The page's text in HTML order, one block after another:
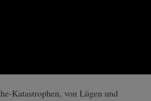
Katastrophen, von Lügen und